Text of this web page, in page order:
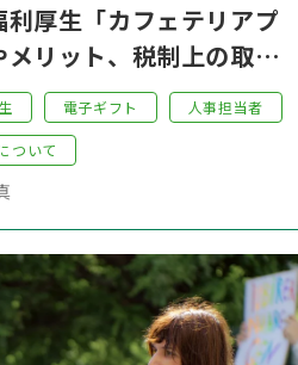
厚生「カフェテリアプ
リット、税制上の取り
電子ギフト 人事担当者
ついて